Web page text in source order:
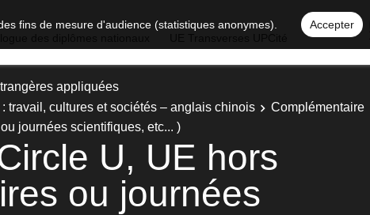
fins de mesure d'audience (statistiques anonymes). Accepter
appliquées
travail, cultures et sociétés – anglais chinois
Complémentaire
journées scientifiques, etc... )
U, UE hors
ou journées